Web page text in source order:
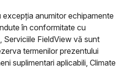
excepția anumitor echipamente
în conformitate cu
Serviciile FieldView vă sunt
termenilor prezentului
suplimentari aplicabili, Climate